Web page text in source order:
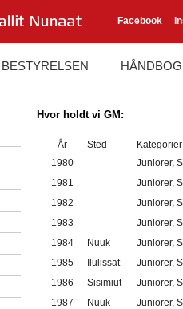
Facebook
BESTYRELSEN HÅNDBOG
Hvor holdt vi GM:
År Sted
Kategorier
1980
Juniorer,
1981
Juniorer,
1982
Juniorer,
1983
Juniorer,
1984
Nuuk
Juniorer,
1985
Ilulissat
Juniorer,
1986
Sisimiut
Juniorer,
1987
Nuuk
Juniorer,